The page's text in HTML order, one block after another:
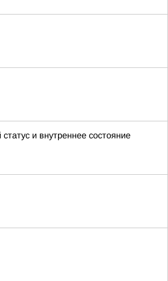
и внутреннее состояние